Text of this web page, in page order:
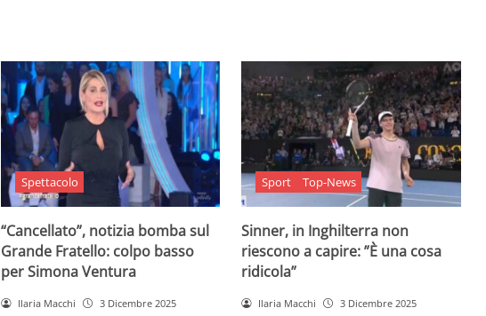
Spettacolo
“Cancellato”, notizia bomba sul
Grande Fratello: colpo basso
per Simona Ventura
Ilaria Macchi 3 Dicembre 2025
Sport Top-News
Sinner, in Inghilterra non
riescono a capire: ”È una cosa
ridicola”
Ilaria Macchi 3 Dicembre 2025